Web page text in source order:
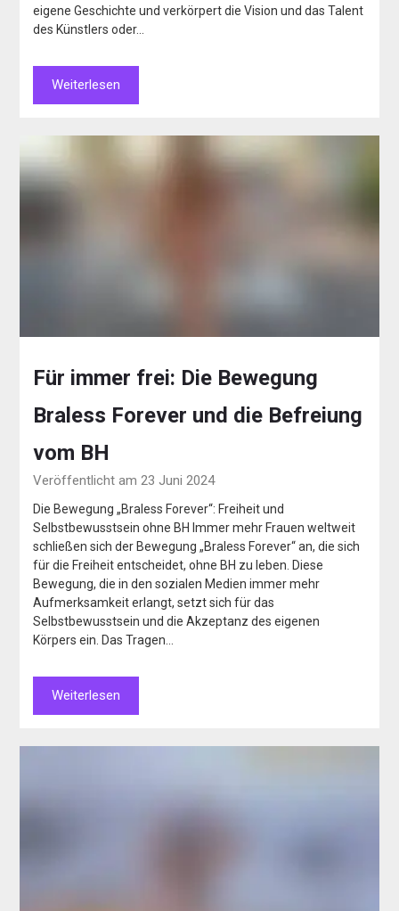
eigene Geschichte und verkörpert die Vision und das Talent
des Künstlers oder…
Weiterlesen
Für immer frei: Die Bewegung
Braless Forever und die Befreiung
vom BH
Veröffentlicht am 23 Juni 2024
Die Bewegung „Braless Forever“: Freiheit und
Selbstbewusstsein ohne BH Immer mehr Frauen weltweit
schließen sich der Bewegung „Braless Forever“ an, die sich
für die Freiheit entscheidet, ohne BH zu leben. Diese
Bewegung, die in den sozialen Medien immer mehr
Aufmerksamkeit erlangt, setzt sich für das
Selbstbewusstsein und die Akzeptanz des eigenen
Körpers ein. Das Tragen…
Weiterlesen